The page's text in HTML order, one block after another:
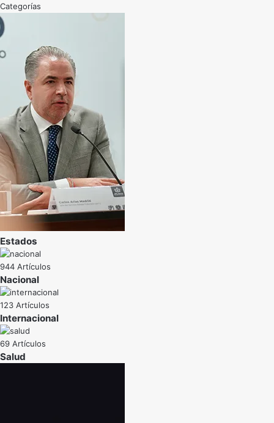
Categorías
Estados
944 Artículos
Nacional
123 Artículos
Internacional
69 Artículos
Salud